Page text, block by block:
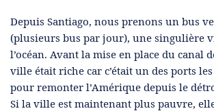
Depuis Santiago, nous prenons un bus
(plusieurs bus par jour), une singulière
l’océan. Avant la mise en place du canal
ville était riche car c’était un des ports
pour remonter l’Amérique depuis le
Si la ville est maintenant plus pauvre,